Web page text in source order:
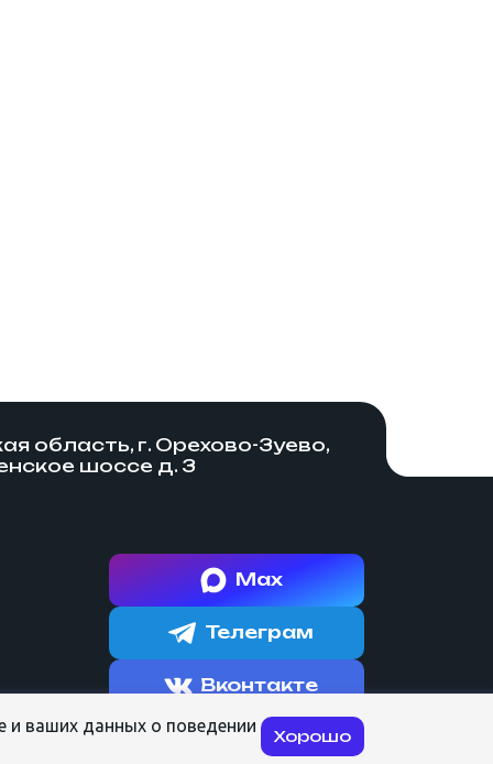
область, г. Орехово-Зуево,
шоссе д. 3
Max
Телеграм
Вконтакте
Разработка сайта:
и ваших данных о поведении
Хорошо